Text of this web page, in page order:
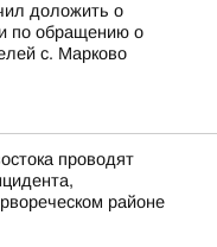
доложить о
по обращению о
с. Марково
проводят
районе